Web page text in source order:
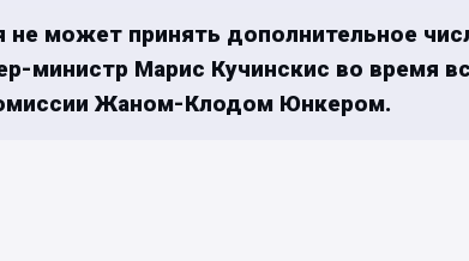
не может принять дополнительное
министр Марис Кучинскис во время
Жаном-Клодом Юнкером.